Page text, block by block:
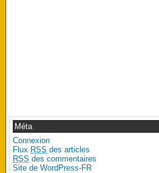
Méta
Connexion
Flux RSS des articles
RSS des commentaires
Site de WordPress-FR